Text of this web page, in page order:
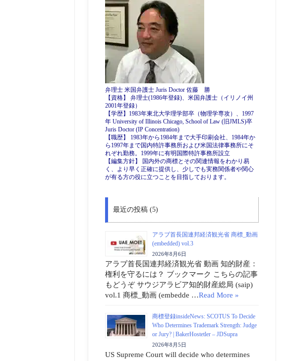
弁理士 米国弁護士 Juris Doctor 佐藤 勝
【資格】 弁理士(1986年登録)、米国弁護士（イリノイ州
2001年登録）
【学歴】1983年東北大学理学部卒（物理学専攻）、1997
年 University of Illinois Chicago, School of Law (旧JMLS)卒
Juris Doctor (IP Concentration)
【職歴】 1983年から1984年まで大手印刷会社、1984年か
ら1997年まで国内特許事務所および米国法律事務所にそ
れぞれ勤務。1999年に有明国際特許事務所設立
【編集方針】 国内外の商標とその関連情報をわかり易
く、より早く正確に提供し、少しでも実務関係者や関心
が有る方の役に立つことを目指しております。
最近の投稿 (5)
アラブ首長国連邦経済観光省 商標_動画
(embedded) vol.3
2026年8月6日
アラブ首長国連邦経済観光省 動画 知的財産：
権利を守るには？ ブックマーク こちらの記事
もどうぞ サウジアラビア知的財産総局 (saip)
vol.1 商標_動画 (embedde …Read More »
商標登録insideNews: SCOTUS To Decide
Who Determines Trademark Strength: Judge
or Jury? | BakerHostetler – JDSupra
2026年8月5日
US Supreme Court will decide who determines